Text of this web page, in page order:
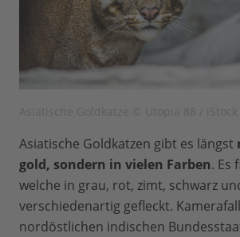
Asiatische Goldkatzen gibt es längst
gold, sondern in vielen Farben. Es
welche in grau, rot, zimt, schwarz
verschiedenartig gefleckt.
nordöstlichen indischen